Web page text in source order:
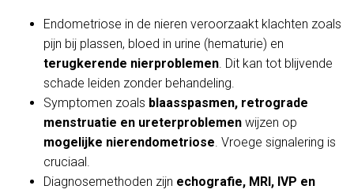
Endometriose in de nieren veroorzaakt klachten zoals
pijn bij plassen, bloed in urine (hematurie) en
terugkerende nierproblemen. Dit kan tot blijvende
schade leiden zonder behandeling.
Symptomen zoals blaasspasmen, retrograde
menstruatie en ureterproblemen wijzen op
mogelijke nierendometriose. Vroege signalering is
cruciaal.
Diagnosemethoden zijn echografie, MRI, IVP en